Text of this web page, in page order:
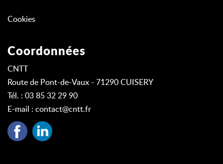
Cookies
Coordonnées
CNTT
Route de Pont-de-Vaux - 71290 CUISERY
Tél. : 03 85 32 29 90
E-mail : contact@cntt.fr